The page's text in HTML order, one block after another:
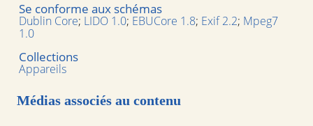
Se conforme aux schémas
Dublin Core; LIDO 1.0; EBUCore 1.8; Exif 2.2; Mpeg7
1.0
Collections
Appareils
Médias associés au contenu